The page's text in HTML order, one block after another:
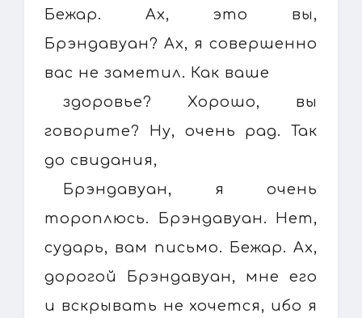
Бежар. Ах, это вы,
Брэндавуан? Ах, я совершенно
вас не заметил. Как ваше
здоровье? Хорошо, вы
говорите? Ну, очень рад. Так
до свидания,
Брэндавуан, я очень
тороплюсь. Брэндавуан. Нет,
сударь, вам письмо. Бежар. Ах,
дорогой Брэндавуан, мне его
и вскрывать не хочется, ибо я